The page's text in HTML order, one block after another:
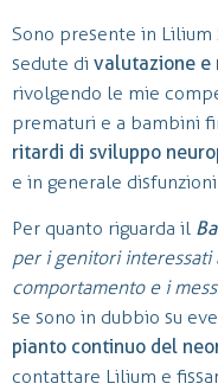
Sono presente in
sedute di valutazione e
rivolgendo le mie
prematuri e a bambini
ritardi di sviluppo
e in generale
Per quanto riguarda il
per i genitori
comportamento e i
se sono in dubbio su
pianto continuo del
contattare Lilium e